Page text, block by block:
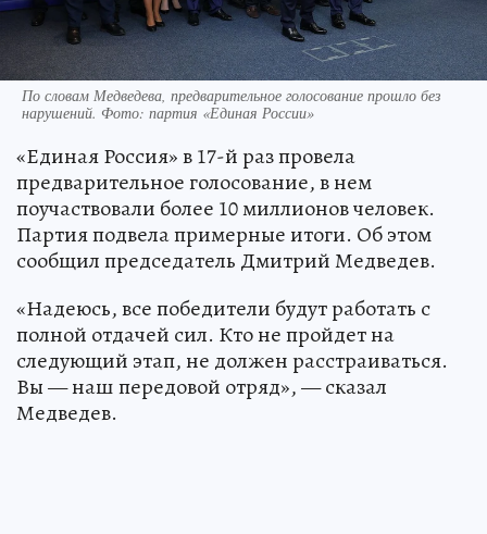
По словам Медведева, предварительное голосование прошло без
нарушений. Фото: партия «Единая России»
«Единая Россия» в 17-й раз провела
предварительное голосование, в нем
поучаствовали более 10 миллионов человек.
Партия подвела примерные итоги. Об этом
сообщил председатель Дмитрий Медведев.
«Надеюсь, все победители будут работать с
полной отдачей сил. Кто не пройдет на
следующий этап, не должен расстраиваться.
Вы — наш передовой отряд», — сказал
Медведев.